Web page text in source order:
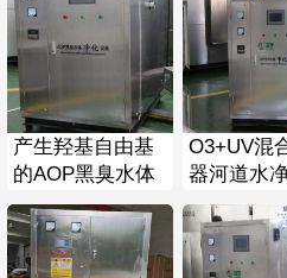
产生羟基自由基
的AOP黑臭水体
臭氧紫外光催化
氧化系统
O3+UV混
器河道水
理一体机
化催化系